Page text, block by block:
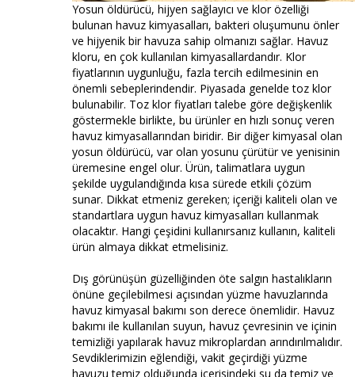
Yosun öldürücü, hijyen sağlayıcı ve klor özelliği
bulunan havuz kimyasalları, bakteri oluşumunu önler
ve hijyenik bir havuza sahip olmanızı sağlar. Havuz
kloru, en çok kullanılan kimyasallardandır. Klor
fiyatlarının uygunluğu, fazla tercih edilmesinin en
önemli sebeplerindendir. Piyasada genelde toz klor
bulunabilir. Toz klor fiyatları talebe göre değişkenlik
göstermekle birlikte, bu ürünler en hızlı sonuç veren
havuz kimyasallarından biridir. Bir diğer kimyasal olan
yosun öldürücü, var olan yosunu çürütür ve yenisinin
üremesine engel olur. Ürün, talimatlara uygun
şekilde uygulandığında kısa sürede etkili çözüm
sunar. Dikkat etmeniz gereken; içeriği kaliteli olan ve
standartlara uygun havuz kimyasalları kullanmak
olacaktır. Hangi çeşidini kullanırsanız kullanın, kaliteli
ürün almaya dikkat etmelisiniz.
Dış görünüşün güzelliğinden öte salgın hastalıkların
önüne geçilebilmesi açısından yüzme havuzlarında
havuz kimyasal bakımı son derece önemlidir. Havuz
bakımı ile kullanılan suyun, havuz çevresinin ve içinin
temizliği yapılarak havuz mikroplardan arındırılmalıdır.
Sevdiklerimizin eğlendiği, vakit geçirdiği yüzme
havuzu temiz olduğunda içerisindeki su da temiz ve